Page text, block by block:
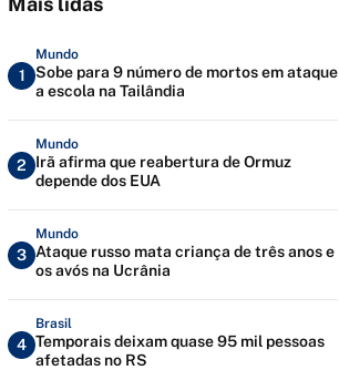
1
Mundo
Sobe para 9 número de mortos em ataque
a escola na Tailândia
2
Mundo
Irã afirma que reabertura de Ormuz
depende dos EUA
3
Mundo
Ataque russo mata criança de três anos e
os avós na Ucrânia
4
Brasil
Temporais deixam quase 95 mil pessoas
afetadas no RS